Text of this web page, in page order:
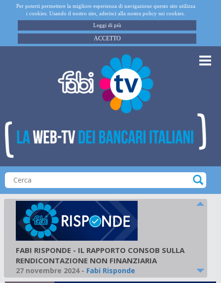
Per poterti permettere la migliore esperienza di navigazione questo sito utilizza
i cookies. Usando il nostro sito, aderisci alla nostra policy sui cookies.
Leggi di più
ACCETTO
FABI RISPONDE - IL RAPPORTO CONSOB SULLA
RENDICONTAZIONE NON FINANZIARIA
27 novembre 2024- Fabi Risponde